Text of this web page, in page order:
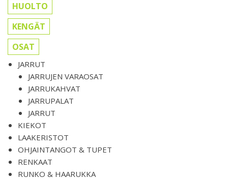
HUOLTO
KENGÄT
OSAT
JARRUT
JARRUJEN VARAOSAT
JARRUKAHVAT
JARRUPALAT
JARRUT
KIEKOT
LAAKERISTOT
OHJAINTANGOT & TUPET
RENKAAT
RUNKO & HAARUKKA